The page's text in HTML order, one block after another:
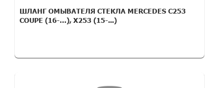
ШЛАНГ ОМЫВАТЕЛЯ СТЕКЛА MERCEDES C253
COUPE (16-…), X253 (15-...)